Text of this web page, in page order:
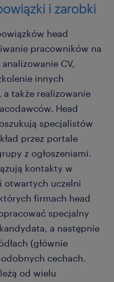
i zarobki
head
pracowników na
CV,
innych
także realizowanie
Head
specjalistów
przez portale
z ogłoszeniami.
kontakty w
otwartych uczelni
firmach head
specjalny
a następnie
(głównie
cechach.
od wielu